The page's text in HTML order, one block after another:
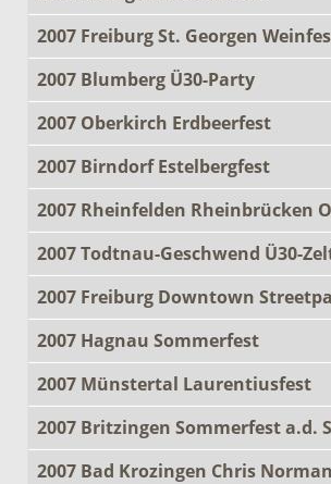
2007 Freiburg St. Georgen
2007 Blumberg Ü30-Party
2007 Oberkirch Erdbeerfest
2007 Birndorf Estelbergfest
2007 Rheinfelden Rheinbrücken
2007 Todtnau-Geschwend Ü30-
2007 Freiburg Downtown
2007 Hagnau Sommerfest
2007 Münstertal Laurentiusfest
2007 Britzingen Sommerfest a.d.
2007 Bad Krozingen Chris Norman